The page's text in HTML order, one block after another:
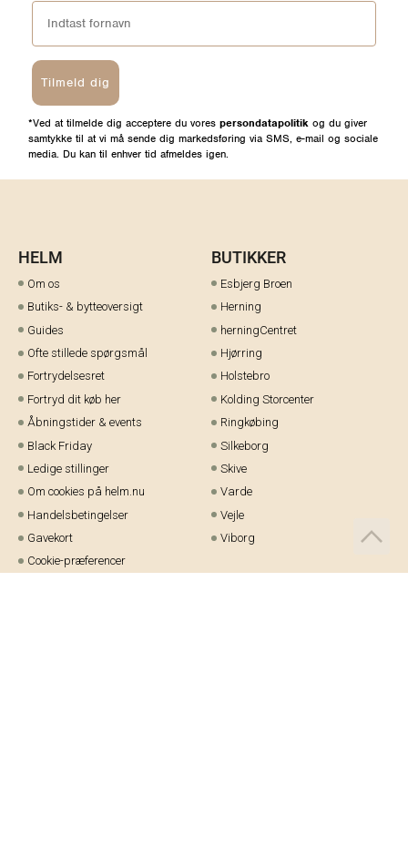
Tilmeld dig
*Ved at tilmelde dig acceptere du vores persondatapolitik og du giver
samtykke til at vi må sende dig markedsføring via SMS, e-mail og sociale
media. Du kan til enhver tid afmeldes igen.
HELM
Om os
Butiks- & bytteoversigt
Guides
Ofte stillede spørgsmål
Fortrydelsesret
Fortryd dit køb her
Åbningstider & events
Black Friday
Ledige stillinger
Om cookies på helm.nu
Handelsbetingelser
Gavekort
Cookie-præferencer
BUTIKKER
Esbjerg Broen
Herning
herningCentret
Hjørring
Holstebro
Kolding Storcenter
Ringkøbing
Silkeborg
Skive
Varde
Vejle
Viborg